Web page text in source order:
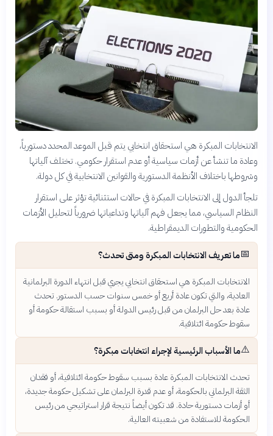
الانتخابات المبكرة هي استحقاق انتخابي يتم قبل الموعد المحدد دستورياً،
وعادة ما تنشأ عن أزمات سياسية أو عدم استقرار حكومي. تختلف آلياتها
وشروطها باختلاف الأنظمة الدستورية والقوانين الانتخابية في كل دولة.
تلجأ الدول إلى الانتخابات المبكرة في حالات استثنائية تؤثر على استقرار
النظام السياسي، مما يجعل فهم آلياتها وتداعياتها ضرورياً لتحليل الأزمات
الحكومية والتطورات الديمقراطية.
📅ما تعريف الانتخابات المبكرة ومتى تحدث؟
الانتخابات المبكرة هي استحقاق انتخابي يجري قبل انتهاء الدورة البرلمانية
العادية، والتي تكون عادة أربع أو خمس سنوات حسب الدستور. تحدث
عادة بعد حل البرلمان من قبل رئيس الدولة أو بسبب استقالة حكومة أو
سقوط حكومة ائتلافية.
⚠️ما الأسباب الرئيسية لإجراء انتخابات مبكرة؟
تحدث الانتخابات المبكرة عادة بسبب سقوط حكومة ائتلافية، أو فقدان
الثقة البرلماني بالحكومة، أو عدم قدرة البرلمان على تشكيل حكومة جديدة،
أو أزمات دستورية حادة. قد تكون أيضاً نتيجة قرار استراتيجي من رئيس
الحكومة للاستفادة من شعبيته العالية.